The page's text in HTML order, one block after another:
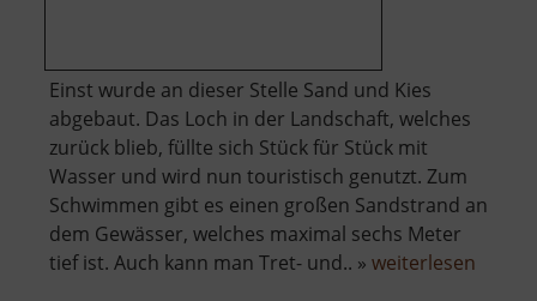
Einst wurde an dieser Stelle Sand und Kies
abgebaut. Das Loch in der Landschaft, welches
zurück blieb, füllte sich Stück für Stück mit
Wasser und wird nun touristisch genutzt. Zum
Schwimmen gibt es einen großen Sandstrand an
dem Gewässer, welches maximal sechs Meter
tief ist. Auch kann man Tret- und.. » weiterlesen